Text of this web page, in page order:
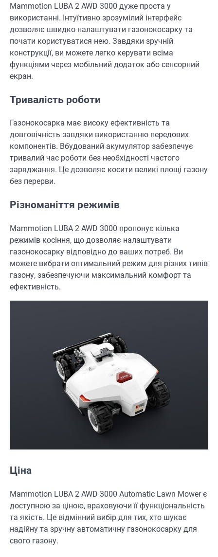
Mammotion LUBA 2 AWD 3000 дуже проста у
використанні. Інтуїтивно зрозумілий інтерфейс
дозволяє швидко налаштувати газонокосарку та
почати користуватися нею. Завдяки зручній
конструкції, ви можете легко керувати всіма
функціями через мобільний додаток або сенсорний
екран.
Тривалість роботи
Газонокосарка має високу ефективність та
довговічність завдяки використанню передових
компонентів. Вбудований акумулятор забезпечує
тривалий час роботи без необхідності частого
заряджання. Це дозволяє косити великі площі газону
без перерви.
Різноманіття режимів
Mammotion LUBA 2 AWD 3000 пропонує кілька
режимів косіння, що дозволяє налаштувати
газонокосарку відповідно до ваших потреб. Ви
можете вибрати оптимальний режим для різних типів
газону, забезпечуючи максимальний комфорт та
ефективність.
Ціна
Mammotion LUBA 2 AWD 3000 Automatic Lawn Mower є
доступною за ціною, враховуючи її функціональність
та якість. Це відмінний вибір для тих, хто шукає
надійну та зручну автоматичну газонокосарку для
свого газону.